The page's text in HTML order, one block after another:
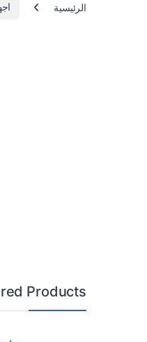
الرئيسية
Products